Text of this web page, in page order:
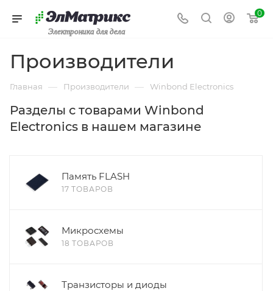
Электроника для дела
0
Производители
Главная — Производители — Winbond Electronics
Разделы с товарами Winbond
Electronics в нашем магазине
Память FLASH
17 ТОВАРОВ
Микросхемы
18 ТОВАРОВ
Транзисторы и диоды